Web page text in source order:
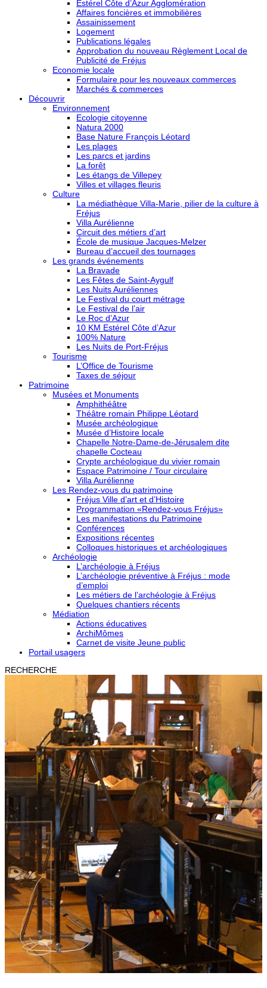
Estérel Côte d’Azur Agglomération
Affaires foncières et immobilières
Assainissement
Logement
Publications légales
Approbation du nouveau Règlement Local de
Publicité de Fréjus
Economie locale
Formulaire pour les nouveaux commerces
Marchés & commerces
Découvrir
Environnement
Ecologie citoyenne
Natura 2000
Base Nature François Léotard
Les plages
Les parcs et jardins
La forêt
Les étangs de Villepey
Villes et villages fleuris
Culture
La médiathèque Villa-Marie, pilier de la culture à
Fréjus
Villa Aurélienne
Circuit des métiers d’art
École de musique Jacques-Melzer
Bureau d’accueil des tournages
Les grands événements
La Bravade
Les Fêtes de Saint-Aygulf
Les Nuits Auréliennes
Le Festival du court métrage
Le Festival de l’air
Le Roc d’Azur
10 KM Estérel Côte d’Azur
100% Nature
Les Nuits de Port-Fréjus
Tourisme
L’Office de Tourisme
Taxes de séjour
Patrimoine
Musées et Monuments
Amphithéâtre
Théâtre romain Philippe Léotard
Musée archéologique
Musée d’Histoire locale
Chapelle Notre-Dame-de-Jérusalem dite
chapelle Cocteau
Crypte archéologique du vivier romain
Espace Patrimoine / Tour circulaire
Villa Aurélienne
Les Rendez-vous du patrimoine
Fréjus Ville d’art et d’Histoire
Programmation «Rendez-vous Fréjus»
Les manifestations du Patrimoine
Conférences
Expositions récentes
Colloques historiques et archéologiques
Archéologie
L’archéologie à Fréjus
L’archéologie préventive à Fréjus : mode
d’emploi
Les métiers de l’archéologie à Fréjus
Quelques chantiers récents
Médiation
Actions éducatives
ArchiMômes
Carnet de visite Jeune public
Portail usagers
RECHERCHE